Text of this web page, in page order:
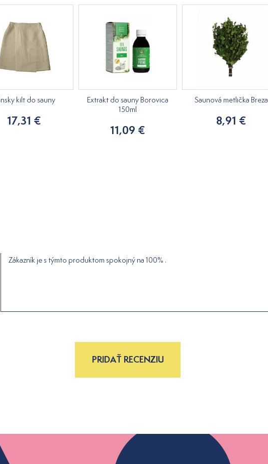
kilt do sauny
17,31 €
Extrakt do sauny Borovica
150ml
11,09 €
Saunová metlička Breza
8,91 €
Zákazník je s týmto produktom spokojný na 100% .
PRIDAŤ RECENZIU